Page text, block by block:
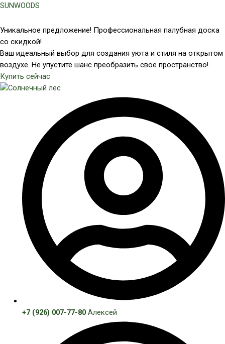
Перейти
содержимому
SUNWOODS
Уникальное предложение! Профессиональная палубная доска
со скидкой!
Ваш идеальный выбор для создания уюта и стиля на открытом
воздухе. Не упустите шанс преобразить своё пространство!
Купить сейчас
+7 (926) 007-77-80Алексей